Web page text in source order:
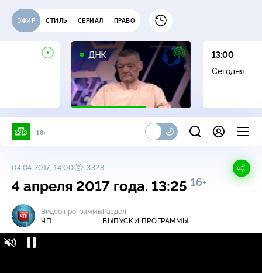
ЭФИР СТИЛЬ СЕРИАЛ ПРАВО
ДНК
16+
13:00
Сегодня
18+
04.04.2017, 14:00 3328
4 апреля 2017 года. 13:25 16+
Видео программы
ЧП
Раздел
ВЫПУСКИ ПРОГРАММЫ